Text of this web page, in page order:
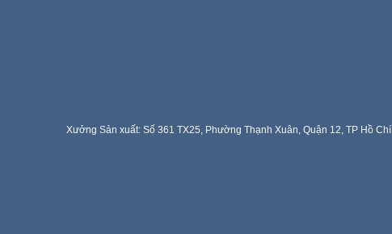
Xưởng Sản xuất: Số 361 TX25, Phường Thạnh Xuân, Quận 12, TP Hồ